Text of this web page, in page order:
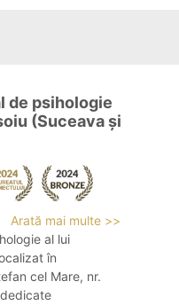
de psihologie
(Suceava și
Arată mai multe >>
al lui
în
cel Mare, nr.